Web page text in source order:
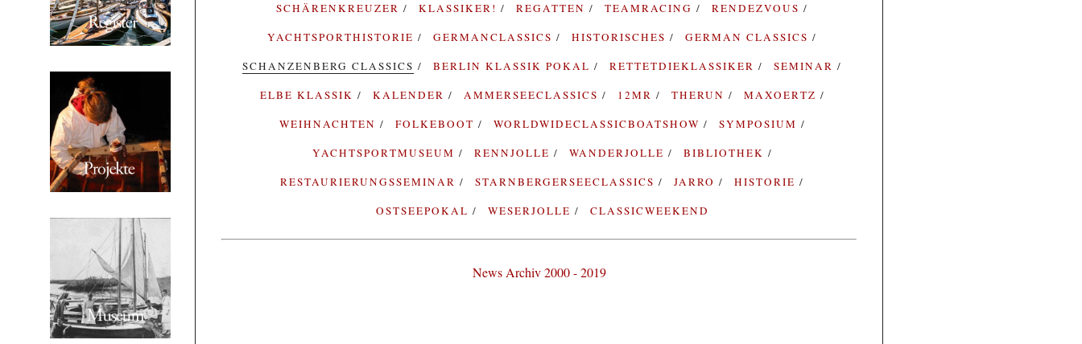
SCHÄRENKREUZER
KLASSIKER! REGATTEN TEAMRACING
RENDEZVOUS
YACHTSPORTHISTORIE
GERMANCLASSICS HISTORISCHES
GERMAN CLASSICS
SCHANZENBERG CLASSICS
BERLIN KLASSIK POKAL RETTETDIEKLASSIKER
SEMINAR
ELBE KLASSIK
KALENDER AMMERSEECLASSICS 12MR THERUN
MAXOERTZ
WEIHNACHTEN
FOLKEBOOT WORLDWIDECLASSICBOATSHOW
SYMPOSIUM
YACHTSPORTMUSEUM
RENNJOLLE WANDERJOLLE
BIBLIOTHEK
RESTAURIERUNGSSEMINAR
STARNBERGERSEECLASSICS JARRO
HISTORIE
OSTSEEPOKAL
WESERJOLLE CLASSICWEEKEND
News Archiv 2000 - 2019